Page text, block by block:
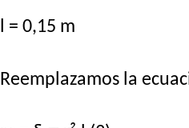
l = 0,15 m
Reemplazamos la